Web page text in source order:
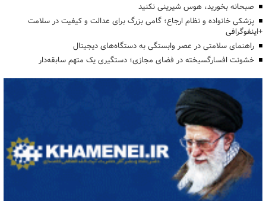
صبحانه بخورید، هوس شیرینی نکنید
پزشکی خانواده و نظام ارجاع؛ گامی بزرگ برای عدالت و کیفیت در سلامت
+اینفوگرافی
راهنمای سلامتی در عصر وابستگی به دستگاه‌های دیجیتال
خشونت افسارگسیخته در فضای مجازی؛ دستگیری یک متهم سابقه‌دار